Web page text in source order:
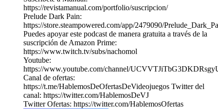
https://revistamanual.com/portfolio/suscripcion/
Prelude Dark Pain:
https://store.steampowered.com/app/2479090/
Puedes apoyar este podcast de manera gratuita a través de la
suscripción de Amazon Prime:
https://www.twitch.tv/subs/nachomol
Youtube:
https://www.youtube.com/channel/
Canal de ofertas:
https://t.me/HablemosDeOfertasDeVideojuegos Twitter del
canal: https://twitter.com/HablemosDeVJ
Twitter Ofertas: https://twitter.com/HablemosOfertas